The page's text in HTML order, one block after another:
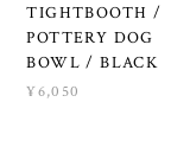
TIGHTBOOTH /
POTTERY DOG
BOWL / BLACK
¥6,050